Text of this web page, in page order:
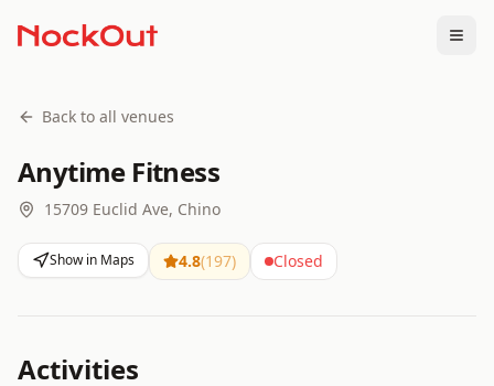
Back to all venues
Anytime Fitness
15709 Euclid Ave, Chino
Show in Maps 4.8(197) Closed
Activities